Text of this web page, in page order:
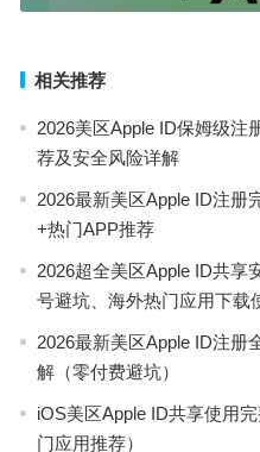
相关推荐
2026美区Apple ID保姆级注
荐及安全风险详解
2026最新美区Apple ID注册
+热门APP推荐
2026超全美区Apple ID共享
号避坑、海外热门应用下载
2026最新美区Apple ID注册
解（零付费避坑）
iOS美区Apple ID共享使用
门应用推荐）